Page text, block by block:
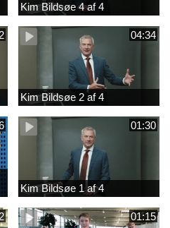
Kim Bildsøe 4 af 4
04:34
Kim Bildsøe 2 af 4
01:30
Kim Bildsøe 1 af 4
01:15